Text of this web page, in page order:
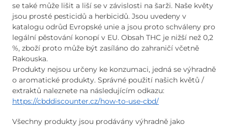
se také může lišit a liší se v závislosti na šarži. Naše květy
jsou prosté pesticidů a herbicidů. Jsou uvedeny v
katalogu odrůd Evropské unie a jsou proto schváleny pro
legální pěstování konopí v EU. Obsah THC je nižší než 0,2
%, zboží proto může být zasíláno do zahraničí včetně
Rakouska.
Produkty nejsou určeny ke konzumaci, jedná se výhradně
o aromatické produkty. Správné použití našich květů /
extraktů naleznete na následujícím odkazu:
https://cbddiscounter.cz/how-to-use-cbd/
Všechny produkty jsou prodávány výhradně jako